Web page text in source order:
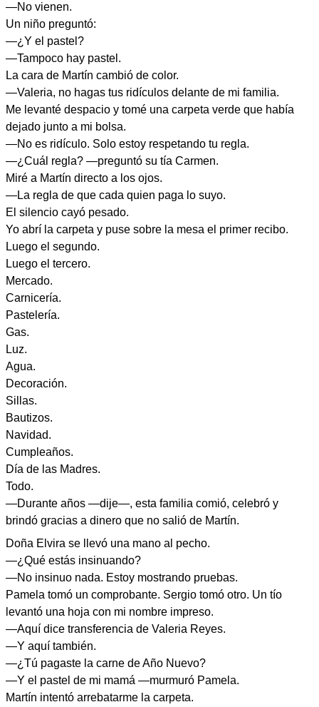
—No vienen.
Un niño preguntó:
—¿Y el pastel?
—Tampoco hay pastel.
La cara de Martín cambió de color.
—Valeria, no hagas tus ridículos delante de mi familia.
Me levanté despacio y tomé una carpeta verde que había
dejado junto a mi bolsa.
—No es ridículo. Solo estoy respetando tu regla.
—¿Cuál regla? —preguntó su tía Carmen.
Miré a Martín directo a los ojos.
—La regla de que cada quien paga lo suyo.
El silencio cayó pesado.
Yo abrí la carpeta y puse sobre la mesa el primer recibo.
Luego el segundo.
Luego el tercero.
Mercado.
Carnicería.
Pastelería.
Gas.
Luz.
Agua.
Decoración.
Sillas.
Bautizos.
Navidad.
Cumpleaños.
Día de las Madres.
Todo.
—Durante años —dije—, esta familia comió, celebró y
brindó gracias a dinero que no salió de Martín.
Doña Elvira se llevó una mano al pecho.
—¿Qué estás insinuando?
—No insinuo nada. Estoy mostrando pruebas.
Pamela tomó un comprobante. Sergio tomó otro. Un tío
levantó una hoja con mi nombre impreso.
—Aquí dice transferencia de Valeria Reyes.
—Y aquí también.
—¿Tú pagaste la carne de Año Nuevo?
—Y el pastel de mi mamá —murmuró Pamela.
Martín intentó arrebatarme la carpeta.